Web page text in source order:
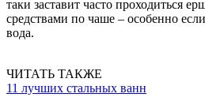
таки заставит часто проходиться
средствами по чаше – особенно
вода.
ЧИТАТЬ ТАКЖЕ
11 лучших стальных ванн